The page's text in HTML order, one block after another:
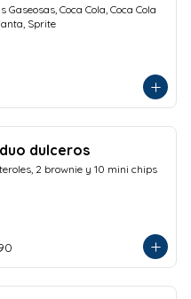
Gaseosas, Coca Cola, Coca Cola
Sprite
dulceros
2 brownie y 10 mini chips